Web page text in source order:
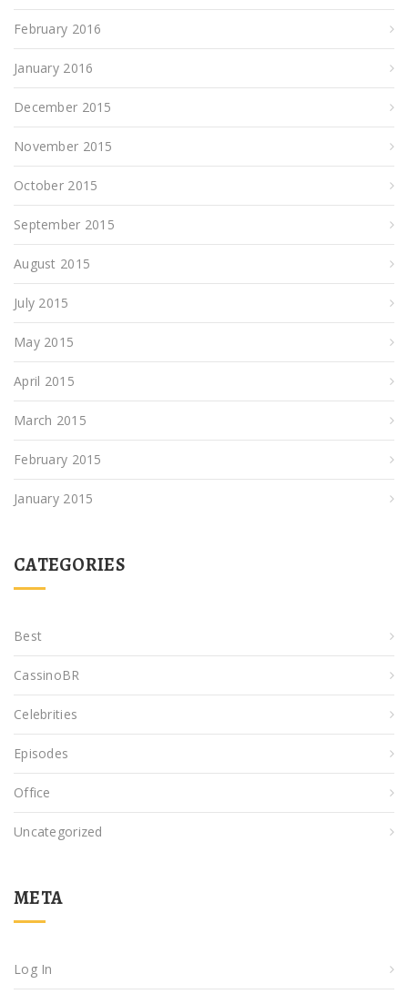
February 2016
January 2016
December 2015
November 2015
October 2015
September 2015
August 2015
July 2015
May 2015
April 2015
March 2015
February 2015
January 2015
CATEGORIES
Best
CassinoBR
Celebrities
Episodes
Office
Uncategorized
META
Log In